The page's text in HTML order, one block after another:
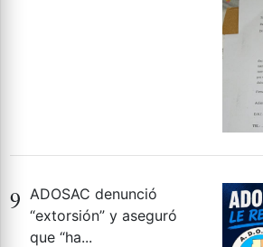
9 ADOSAC denunció
“extorsión” y aseguró
que “ha...